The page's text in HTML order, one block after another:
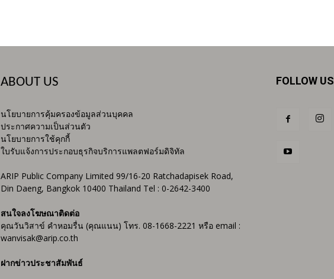
ABOUT US
นโยบายการคุ้มครองข้อมูลส่วนบุคคล
ประกาศความเป็นส่วนตัว
นโยบายการใช้คุกกี้
ใบรับแจ้งการประกอบธุรกิจบริการแพลตฟอร์มดิจิทัล
ARIP Public Company Limited 99/16-20 Ratchadapisek Road,
Din Daeng, Bangkok 10400 Thailand Tel : 0-2642-3400
สนใจลงโฆษณาติดต่อ
คุณวันวิสาข์ คำหอมรื่น (คุณแนน) โทร. 08-1668-2221 หรือ email :
wanvisak@arip.co.th
ฝากข่าวประชาสัมพันธ์
FOLLOW US